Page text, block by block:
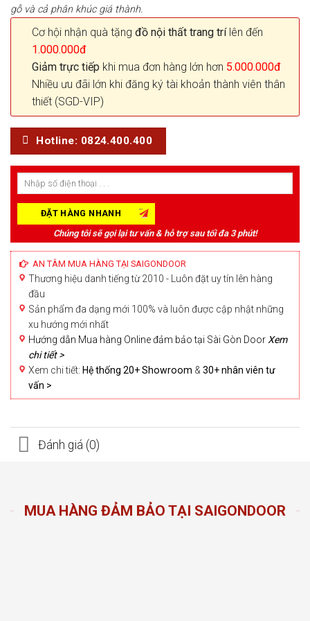
gỗ và cả phân khúc giá thành.
Cơ hội nhận quà tặng đồ nội thất trang trílên đến
1.000.000đ
Giảm trực tiếp khi mua đơn hàng lớn hơn 5.000.000đ
Nhiều ưu đãi lớn khi đăng ký tài khoản thành viên thân
thiết (SGD-VIP)
Hotline: 0824.400.400
Chúng tôi sẽ gọi lại tư vấn & hỗ trợ sau tối đa 3 phút!
AN TÂM MUA HÀNG TẠI SAIGONDOOR
Thương hiệu danh tiếng từ 2010 - Luôn đặt uy tín lên hàng
đầu
Sản phẩm đa dạng mới 100% và luôn được cập nhật những
xu hướng mới nhất
Hướng dẫn Mua hàng Online đảm bảo tại Sài Gòn Door Xem
chi tiết >
Xem chi tiết: Hệ thống 20+ Showroom & 30+ nhân viên tư
vấn >
Đánh giá (0)
MUA HÀNG ĐẢM BẢO TẠI SAIGONDOOR